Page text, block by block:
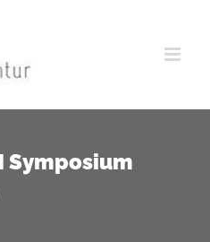
Symposium